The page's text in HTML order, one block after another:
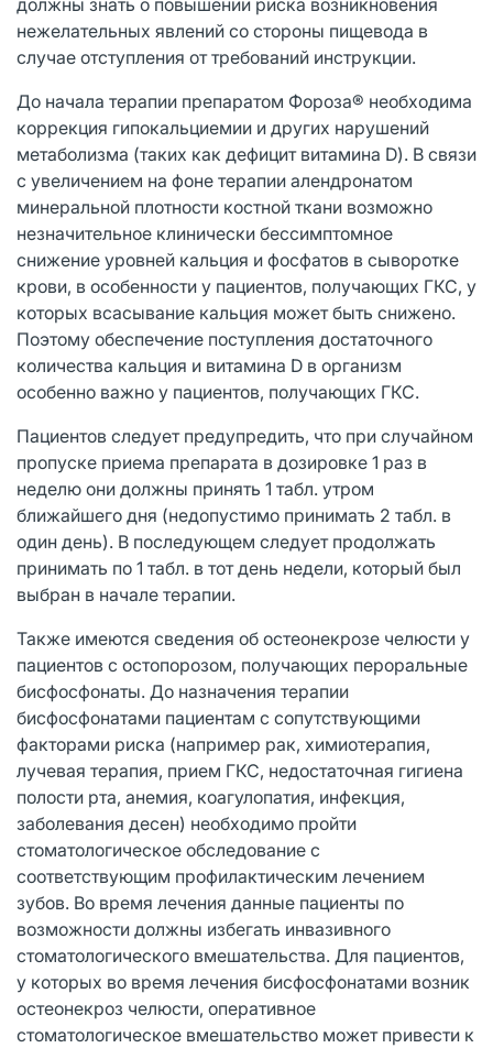
нежелательных явлений со стороны пищевода в
случае отступления от требований инструкции.
До начала терапии препаратом Фороза® необходима
коррекция гипокальциемии и других нарушений
метаболизма (таких как дефицит витамина D). В связи
с увеличением на фоне терапии алендронатом
минеральной плотности костной ткани возможно
незначительное клинически бессимптомное
снижение уровней кальция и фосфатов в сыворотке
крови, в особенности у пациентов, получающих ГКС, у
которых всасывание кальция может быть снижено.
Поэтому обеспечение поступления достаточного
количества кальция и витамина D в организм
особенно важно у пациентов, получающих ГКС.
Пациентов следует предупредить, что при случайном
пропуске приема препарата в дозировке 1 раз в
неделю они должны принять 1 табл. утром
ближайшего дня (недопустимо принимать 2 табл. в
один день). В последующем следует продолжать
принимать по 1 табл. в тот день недели, который был
выбран в начале терапии.
Также имеются сведения об остеонекрозе челюсти у
пациентов с остопорозом, получающих пероральные
бисфосфонаты. До назначения терапии
бисфосфонатами пациентам с сопутствующими
факторами риска (например рак, химиотерапия,
лучевая терапия, прием ГКС, недостаточная гигиена
полости рта, анемия, коагулопатия, инфекция,
заболевания десен) необходимо пройти
стоматологическое обследование с
соответствующим профилактическим лечением
зубов. Во время лечения данные пациенты по
возможности должны избегать инвазивного
стоматологического вмешательства. Для пациентов,
у которых во время лечения бисфосфонатами возник
остеонекроз челюсти, оперативное
стоматологическое вмешательство может привести к